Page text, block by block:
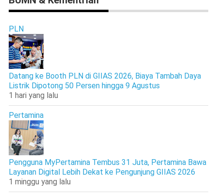
PLN
Datang ke Booth PLN di GIIAS 2026, Biaya Tambah Daya
Listrik Dipotong 50 Persen hingga 9 Agustus
1 hari yang lalu
Pertamina
Pengguna MyPertamina Tembus 31 Juta, Pertamina Bawa
Layanan Digital Lebih Dekat ke Pengunjung GIIAS 2026
1 minggu yang lalu